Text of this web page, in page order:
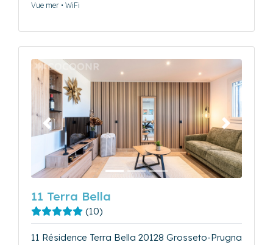
Vue mer • WiFi
Précédent Suivant
11 Terra Bella
(10)
11 Résidence Terra Bella 20128 Grosseto-Prugna